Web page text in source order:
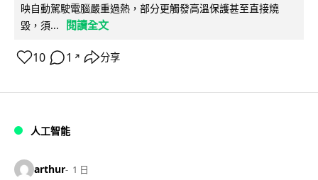
映自動駕駛電腦嚴重過熱，部分更觸發高溫保護甚至直接燒
毀，須...
閱讀全文
10 1 ↗ 分享
人工智能
arthur 1 日